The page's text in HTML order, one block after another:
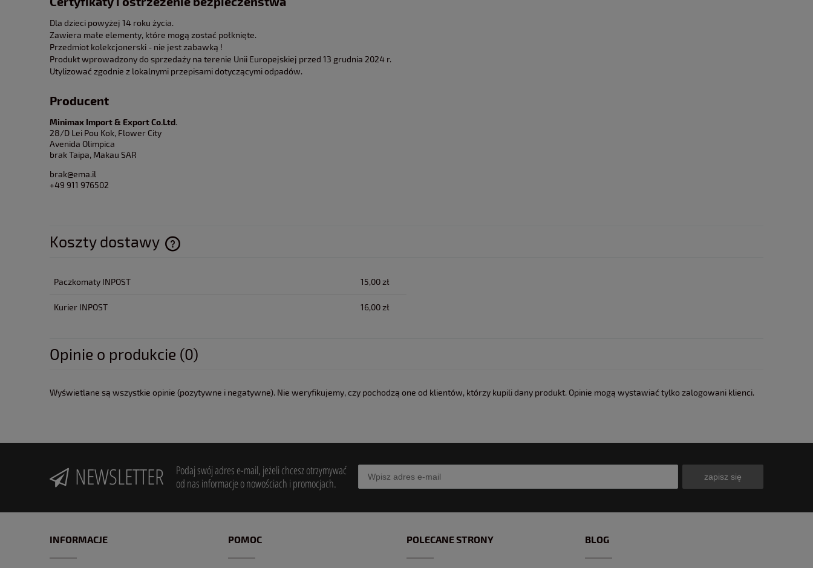
Dla dzieci powyżej 14 roku życia.
Zawiera małe elementy, które mogą zostać połknięte.
Przedmiot kolekcjonerski - nie jest zabawką !
Produkt wprowadzony do sprzedaży na terenie Unii Europejskiej przed 13 grudnia 2024 r.
Utylizować zgodnie z lokalnymi przepisami dotyczącymi odpadów.
Producent
Minimax Import & Export Co.Ltd.
28/D Lei Pou Kok, Flower City
Avenida Olimpica
brak Taipa, Makau SAR
brak@ema.il
+49 911 976502
Koszty dostawy
Paczkomaty INPOST 15,00 zł
Kurier INPOST 16,00 zł
Opinie o produkcie (0)
Wyświetlane są wszystkie opinie (pozytywne i negatywne). Nie weryfikujemy, czy pochodzą one od klientów, którzy kupili dany produkt. Opinie mogą wystawiać tylko zalogowani klienci.
NEWSLETTER
Podaj swój adres e-mail, jeżeli chcesz otrzymywać
od nas informacje o nowościach i promocjach.
zapisz się
INFORMACJE POMOC POLECANE STRONY BLOG